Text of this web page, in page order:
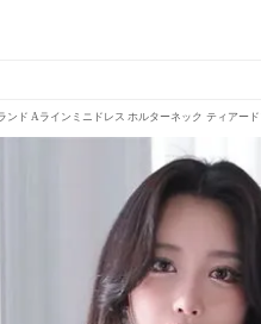
ンド Aラインミニドレス ホルターネック ティアー